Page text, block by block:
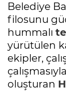
Belediye
filosunu
hummalı
yürütülen
ekipler,
oluşturan